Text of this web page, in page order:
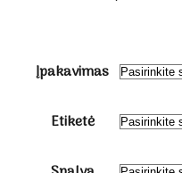
Įpakavimas
Etiketė